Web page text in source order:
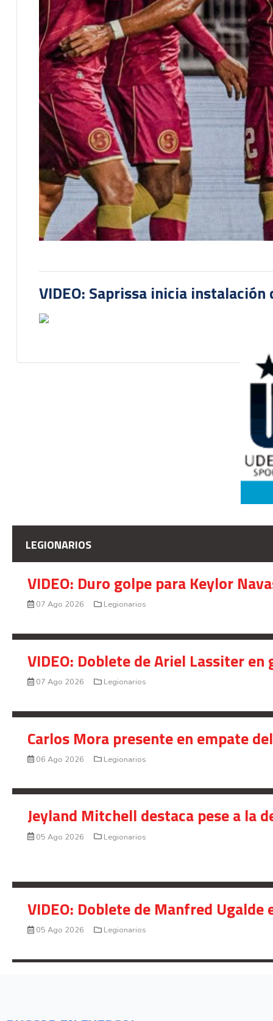
VIDEO: Saprissa inicia
LEGIONARIOS
VIDEO: Duro golpe para Keylor
07 Ago 2026 Legionarios
VIDEO: Doblete de Ariel Lassiter
07 Ago 2026 Legionarios
Carlos Mora presente en empate
06 Ago 2026 Legionarios
Jeyland Mitchell destaca pese a la
05 Ago 2026 Legionarios
VIDEO: Doblete de Manfred
05 Ago 2026 Legionarios